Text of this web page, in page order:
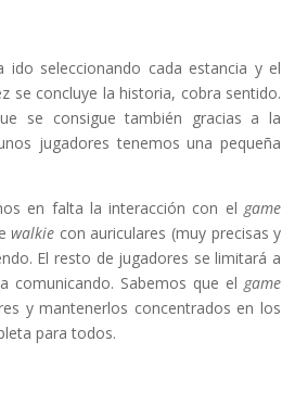
seleccionando cada estancia y el
se concluye la historia, cobra sentido.
se consigue también gracias a la
jugadores tenemos una pequeña
en falta la interacción con elgame
walkie con auriculares (muy precisas y
El resto de jugadores se limitará a
comunicando. Sabemos que el game
y mantenerlos concentrados en los
para todos.